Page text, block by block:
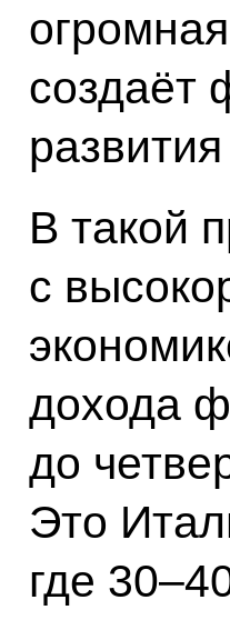
создаёт
В такой
с
дохода
до
Это
где